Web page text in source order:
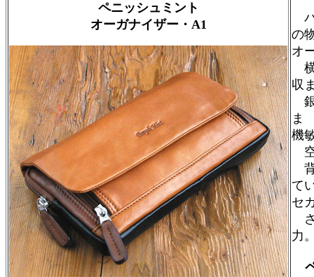
ペニッシュミント
オーガナイザー・A1
の
オ
収
ま
機
空
て
セ
力